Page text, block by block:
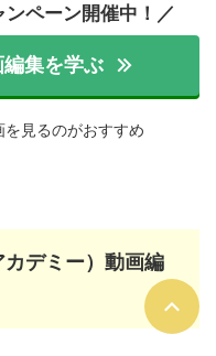
ペーン開催中！／
集を学ぶ
見るのがおすすめ
デミー）動画編